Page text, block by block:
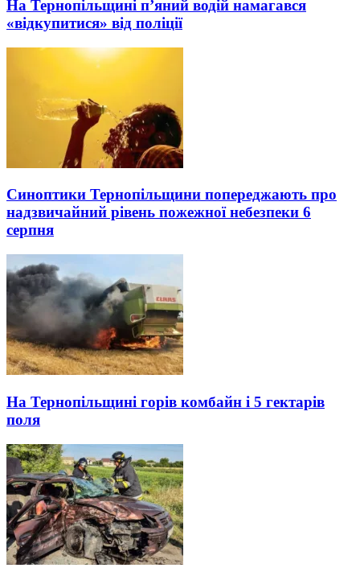
На Тернопільщині п’яний водій намагався
«відкупитися» від поліції
Синоптики Тернопільщини попереджають про
надзвичайний рівень пожежної небезпеки 6
серпня
На Тернопільщині горів комбайн і 5 гектарів
поля